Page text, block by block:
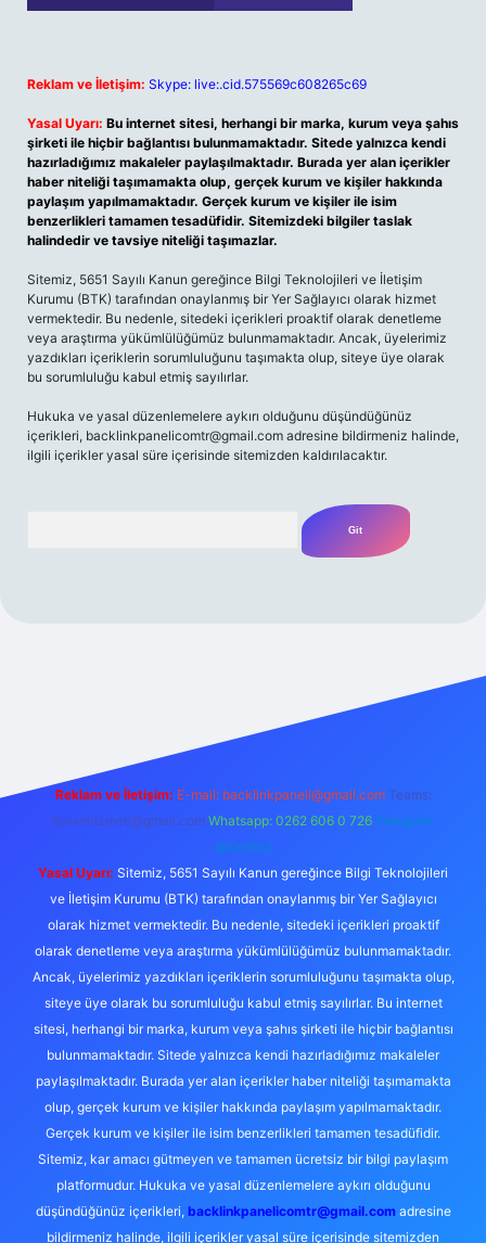
Reklam ve İletişim: Skype: live:.cid.575569c608265c69
Yasal Uyarı: Bu internet sitesi, herhangi bir marka, kurum veya şahıs
şirketi ile hiçbir bağlantısı bulunmamaktadır. Sitede yalnızca kendi
hazırladığımız makaleler paylaşılmaktadır. Burada yer alan içerikler
haber niteliği taşımamakta olup, gerçek kurum ve kişiler hakkında
paylaşım yapılmamaktadır. Gerçek kurum ve kişiler ile isim
benzerlikleri tamamen tesadüfidir. Sitemizdeki bilgiler taslak
halindedir ve tavsiye niteliği taşımazlar.
Sitemiz, 5651 Sayılı Kanun gereğince Bilgi Teknolojileri ve İletişim
Kurumu (BTK) tarafından onaylanmış bir Yer Sağlayıcı olarak hizmet
vermektedir. Bu nedenle, sitedeki içerikleri proaktif olarak denetleme
veya araştırma yükümlülüğümüz bulunmamaktadır. Ancak, üyelerimiz
yazdıkları içeriklerin sorumluluğunu taşımakta olup, siteye üye olarak
bu sorumluluğu kabul etmiş sayılırlar.
Hukuka ve yasal düzenlemelere aykırı olduğunu düşündüğünüz
içerikleri, backlinkpanelicomtr@gmail.com adresine bildirmeniz halinde,
ilgili içerikler yasal süre içerisinde sitemizden kaldırılacaktır.
Reklam ve İletişim: E-mail: backlinkpaneli@gmail.com Teams:
forumhizmeti@gmail.com Whatsapp: 0262 606 0 726 Telegram:
@karabul
Yasal Uyarı: Sitemiz, 5651 Sayılı Kanun gereğince Bilgi Teknolojileri
ve İletişim Kurumu (BTK) tarafından onaylanmış bir Yer Sağlayıcı
olarak hizmet vermektedir. Bu nedenle, sitedeki içerikleri proaktif
olarak denetleme veya araştırma yükümlülüğümüz bulunmamaktadır.
Ancak, üyelerimiz yazdıkları içeriklerin sorumluluğunu taşımakta olup,
siteye üye olarak bu sorumluluğu kabul etmiş sayılırlar. Bu internet
sitesi, herhangi bir marka, kurum veya şahıs şirketi ile hiçbir bağlantısı
bulunmamaktadır. Sitede yalnızca kendi hazırladığımız makaleler
paylaşılmaktadır. Burada yer alan içerikler haber niteliği taşımamakta
olup, gerçek kurum ve kişiler hakkında paylaşım yapılmamaktadır.
Gerçek kurum ve kişiler ile isim benzerlikleri tamamen tesadüfidir.
Sitemiz, kar amacı gütmeyen ve tamamen ücretsiz bir bilgi paylaşım
platformudur. Hukuka ve yasal düzenlemelere aykırı olduğunu
düşündüğünüz içerikleri, backlinkpanelicomtr@gmail.comadresine
bildirmeniz halinde, ilgili içerikler yasal süre içerisinde sitemizden